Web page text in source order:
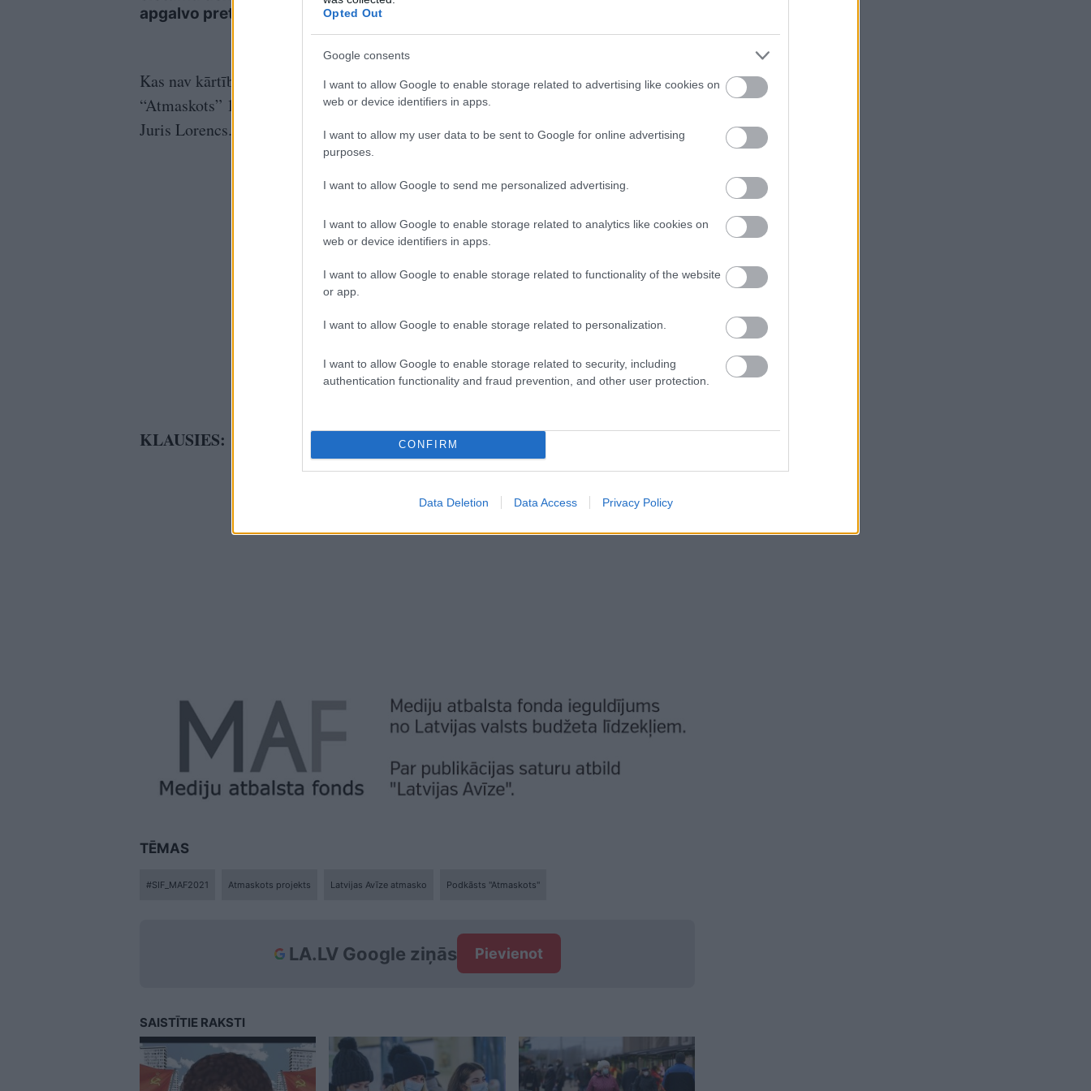
Opted Out
Google consents
I want to allow Google to enable storage related to advertising like cookies on
web or device identifiers in apps.
I want to allow my user data to be sent to Google for online advertising
purposes.
I want to allow Google to send me personalized advertising.
I want to allow Google to enable storage related to analytics like cookies on
web or device identifiers in apps.
I want to allow Google to enable storage related to functionality of the website
or app.
I want to allow Google to enable storage related to personalization.
I want to allow Google to enable storage related to security, including
authentication functionality and fraud prevention, and other user protection.
CONFIRM
Data Deletion Data Access Privacy Policy
apgalvo pretējo
valdīt asaras
situācijā
Kas nav kārtībā ar šo filmu un kāpēc joprojām tik daudz nostaļģijas pēc PSRS,
“Atmaskots” 15. epizodē apspriež “Latvijas Avīzes” žurnālisti Māris Antonevičs un
Juris Lorencs.
KLAUSIES:
TĒMAS
#SIF_MAF2021 Atmaskots projekts Latvijas Avīze atmasko Podkāsts "Atmaskots"
LA.LV Google ziņās Pievienot
SAISTĪTIE RAKSTI